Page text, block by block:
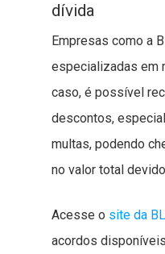
dívida
Empresas como a
especializadas em
caso, é possível
descontos,
multas, podendo
no valor total
Acesse o site da
acordos